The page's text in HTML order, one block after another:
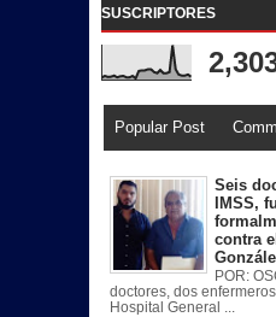
SUSCRIPTORES
Popular Post
Seis
IMSS,
contra
POR:
doctores, dos
Hospital General ...